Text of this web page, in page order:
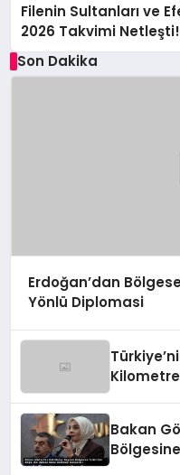
Filenin Sultanları ve
2026 Takvimi Netleşti!
Son Dakika
Erdoğan’dan
Yönlü Diplomasi
Bakan